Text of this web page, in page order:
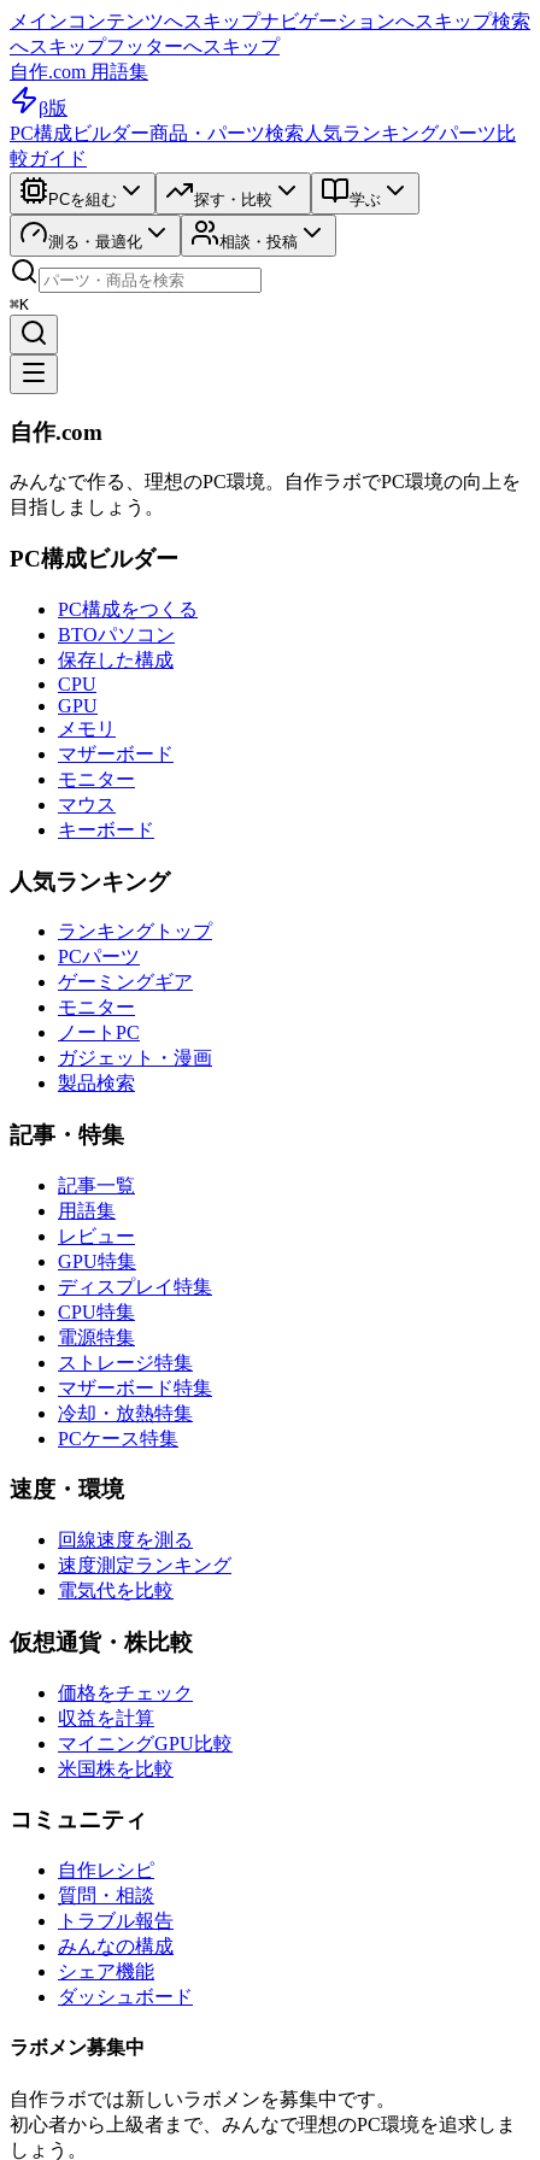
メインコンテンツへスキップナビゲーションへスキップ検索
へスキップフッターへスキップ
自作.com 用語集
β版
PC構成ビルダー商品・パーツ検索 人気ランキングパーツ比
較ガイド
PCを組む 探す・比較 学ぶ
測る・最適化 相談・投稿
⌘K
自作.com
みんなで作る、理想のPC環境。 自作ラボでPC環境の向上を
目指しましょう。
PC構成ビルダー
PC構成をつくる
BTOパソコン
保存した構成
CPU
GPU
メモリ
マザーボード
モニター
マウス
キーボード
人気ランキング
ランキングトップ
PCパーツ
ゲーミングギア
モニター
ノートPC
ガジェット・漫画
製品検索
記事・特集
記事一覧
用語集
レビュー
GPU特集
ディスプレイ特集
CPU特集
電源特集
ストレージ特集
マザーボード特集
冷却・放熱特集
PCケース特集
速度・環境
回線速度を測る
速度測定ランキング
電気代を比較
仮想通貨・株比較
価格をチェック
収益を計算
マイニングGPU比較
米国株を比較
コミュニティ
自作レシピ
質問・相談
トラブル報告
みんなの構成
シェア機能
ダッシュボード
ラボメン募集中
自作ラボでは新しいラボメンを募集中です。
初心者から上級者まで、みんなで理想のPC環境を追求しま
しょう。